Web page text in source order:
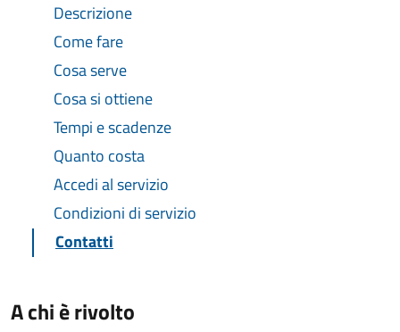
Descrizione
Come fare
Cosa serve
Cosa si ottiene
Tempi e scadenze
Quanto costa
Accedi al servizio
Condizioni di servizio
Contatti
A chi è rivolto